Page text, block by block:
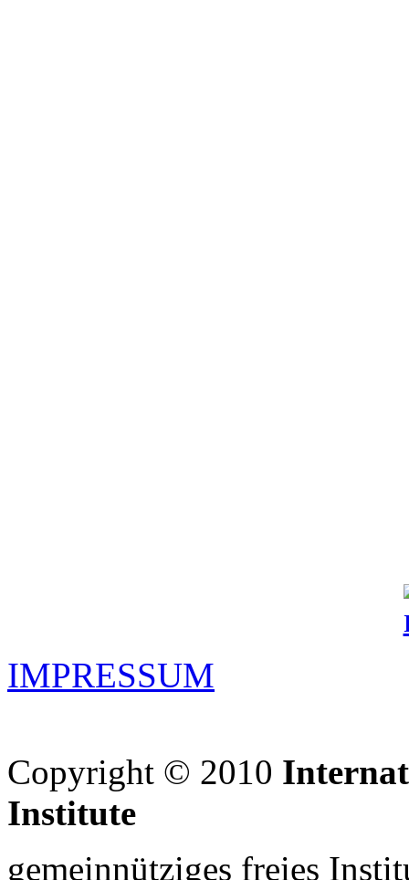
IMPRESSUM
Copyright © 2010
Institute
gemeinnütziges freies